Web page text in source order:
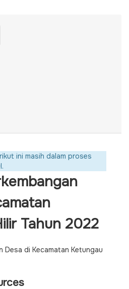
ini masih dalam proses
Tahun 2022
Desa di Kecamatan Ketungau